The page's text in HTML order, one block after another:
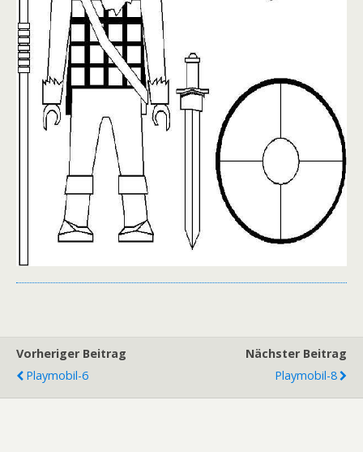
Vorheriger Beitrag
Playmobil-6
Nächster Beitrag
Playmobil-8